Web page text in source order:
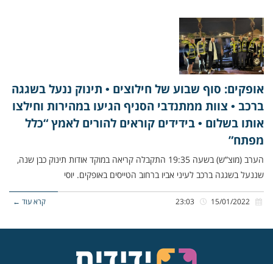
אופקים: סוף שבוע של חילוצים • תינוק ננעל בשגגה
ברכב • צוות ממתנדבי הסניף הגיעו במהירות וחילצו
אותו בשלום • בידידים קוראים להורים לאמץ “כלל
מפתח”
הערב (מוצ”ש) בשעה 19:35 התקבלה קריאה במוקד אודות תינוק כבן שנה,
שננעל בשגגה ברכב לעיני אביו ברחוב הטייסים באופקים. יוסי
קרא עוד ←